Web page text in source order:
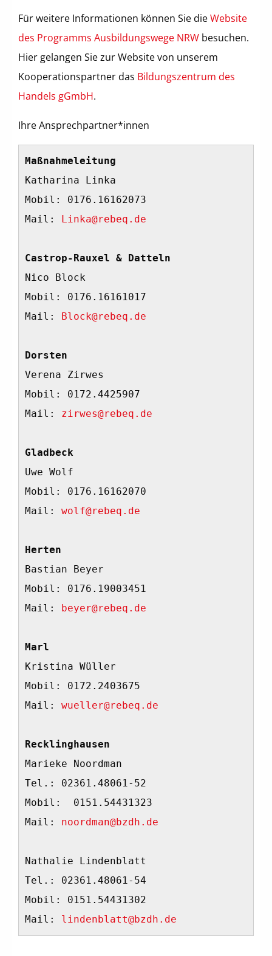
Für weitere Informationen können Sie dieWebsite
des Programms Ausbildungswege NRW besuchen.
Hier gelangen Sie zur Website von unserem
Kooperationspartner das Bildungszentrum des
Handels gGmbH.
Ihre Ansprechpartner*innen
Maßnahmeleitung
Katharina Linka
Mobil: 0176.16162073
Mail:
Linka@rebeq.de
Castrop-Rauxel & Datteln
Mail:
Block@rebeq.de
Dorsten
Mail: zirwes@rebeq.de
Gladbeck
Mail: wolf@rebeq.de
Herten
Bastian Beyer
Mobil: 0176.19003451
Mail:
beyer@rebeq.de
Marl
Kristina Wüller
Mobil: 0172.2403675
Mail: wueller@rebeq.de
Recklinghausen
Marieke Noordman
Tel.: 02361.48061-52
Mobil:  0151.54431323
Mail: noordman@bzdh.de
Nathalie Lindenblatt
Tel.: 02361.48061-54
Mobil: 0151.54431302
Mail: lindenblatt@bzdh.de